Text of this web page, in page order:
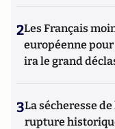
2Les Français
européenne
ira le grand
3La sécheresse
rupture